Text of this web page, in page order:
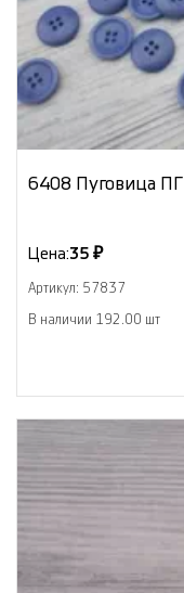
6408 Пуговица ПГ
Цена:35 ₽
Артикул: 57837
В наличии 192.00 шт